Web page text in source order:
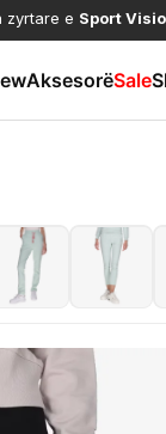
zyrtare e Sport
AksesorëSale